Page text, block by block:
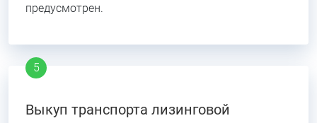
предусмотрен.
Выкуп транспорта лизинговой